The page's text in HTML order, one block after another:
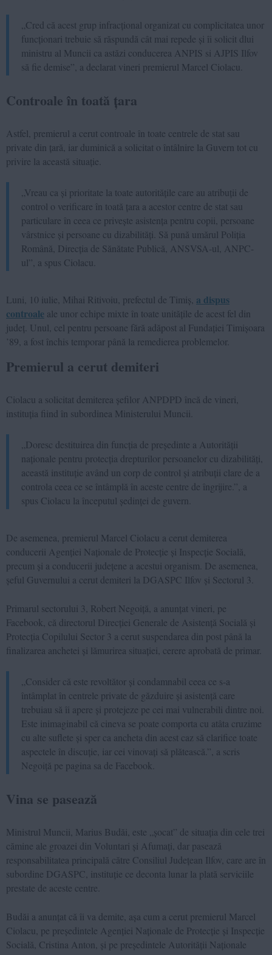
„Cred că acest grup infracțional organizat cu complicitatea unor
funcționari trebuie să răspundă cât mai repede și îi solicit dlui
ministru al Muncii ca astăzi conducerea ANPIS si AJPIS Ilfov
să fie demise”, a declarat vineri premierul Marcel Ciolacu.
Controale în toată țara
Astfel, premierul a cerut controale în toate centrele de stat sau
private din țară, iar duminică a solicitat o întâlnire la Guvern tot cu
privire la această situație.
„Vreau ca și prioritate la toate autoritățile care au atribuții de
control o verificare în toată țara a acestor centre de stat sau
particulare în ceea ce privește asistența pentru copii, persoane
vârstnice și persoane cu dizabilități. Să pună umărul Poliția
Română, Direcția de Sănătate Publică, ANSVSA-ul, ANPC-
ul”, a spus Ciolacu.
Luni, 10 iulie, Mihai Ritivoiu, prefectul de Timiș, a dispus
controale ale unor echipe mixte în toate unitățile de acest fel din
județ. Unul, cel pentru persoane fără adăpost al Fundației Timișoara
’89, a fost închis temporar până la remedierea problemelor.
Premierul a cerut demiteri
Ciolacu a solicitat demiterea șefilor ANPDPD încă de vineri,
instituția fiind în subordinea Ministerului Muncii.
„Doresc destituirea din funcția de președinte a Autorității
naționale pentru protecția drepturilor persoanelor cu dizabilități,
această instituție având un corp de control și atribuții clare de a
controla ceea ce se întâmplă în aceste centre de îngrijire.”, a
spus Ciolacu la începutul ședinței de guvern.
De asemenea, premierul Marcel Ciolacu a cerut demiterea
conducerii Agenției Naționale de Protecție și Inspecție Socială,
precum și a conducerii județene a acestui organism. De asemenea,
șeful Guvernului a cerut demiteri la DGASPC Ilfov și Sectorul 3.
Primarul sectorului 3, Robert Negoiță, a anunțat vineri, pe
Facebook, că directorul Direcției Generale de Asistență Socială și
Protecția Copilului Sector 3 a cerut suspendarea din post până la
finalizarea anchetei și lămurirea situației, cerere aprobată de primar.
„Consider că este revoltător și condamnabil ceea ce s-a
întâmplat în centrele private de găzduire și asistență care
trebuiau să îi apere și protejeze pe cei mai vulnerabili dintre noi.
Este inimaginabil că cineva se poate comporta cu atâta cruzime
cu alte suflete și sper ca ancheta din acest caz să clarifice toate
aspectele în discuție, iar cei vinovați să plătească.”, a scris
Negoiță pe pagina sa de Facebook.
Vina se pasează
Ministrul Muncii, Marius Budăi, este „șocat” de situația din cele trei
cămine ale groazei din Voluntari și Afumați, dar pasează
responsabilitatea principală către Consiliul Județean Ilfov, care are în
subordine DGASPC, instituție ce deconta lunar la plată serviciile
prestate de aceste centre.
Budăi a anunțat că îi va demite, așa cum a cerut premierul Marcel
Ciolacu, pe președintele Agenției Naționale de Protecție și Inspecție
Socială, Cristina Anton, și pe președintele Autorității Naționale